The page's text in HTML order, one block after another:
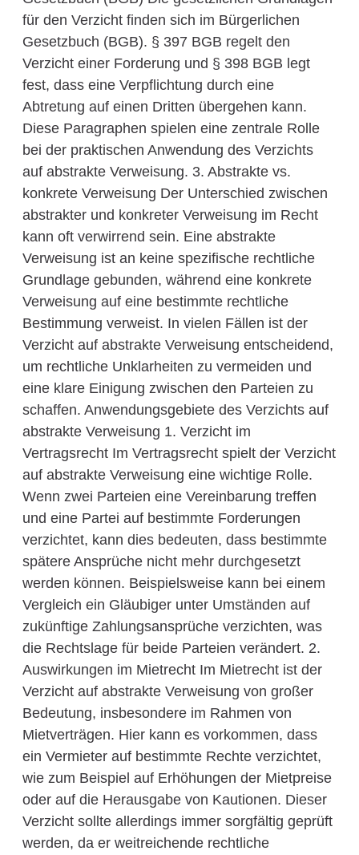
für den Verzicht finden sich im Bürgerlichen
Gesetzbuch (BGB). § 397 BGB regelt den
Verzicht einer Forderung und § 398 BGB legt
fest, dass eine Verpflichtung durch eine
Abtretung auf einen Dritten übergehen kann.
Diese Paragraphen spielen eine zentrale Rolle
bei der praktischen Anwendung des Verzichts
auf abstrakte Verweisung. 3. Abstrakte vs.
konkrete Verweisung Der Unterschied zwischen
abstrakter und konkreter Verweisung im Recht
kann oft verwirrend sein. Eine abstrakte
Verweisung ist an keine spezifische rechtliche
Grundlage gebunden, während eine konkrete
Verweisung auf eine bestimmte rechtliche
Bestimmung verweist. In vielen Fällen ist der
Verzicht auf abstrakte Verweisung entscheidend,
um rechtliche Unklarheiten zu vermeiden und
eine klare Einigung zwischen den Parteien zu
schaffen. Anwendungsgebiete des Verzichts auf
abstrakte Verweisung 1. Verzicht im
Vertragsrecht Im Vertragsrecht spielt der Verzicht
auf abstrakte Verweisung eine wichtige Rolle.
Wenn zwei Parteien eine Vereinbarung treffen
und eine Partei auf bestimmte Forderungen
verzichtet, kann dies bedeuten, dass bestimmte
spätere Ansprüche nicht mehr durchgesetzt
werden können. Beispielsweise kann bei einem
Vergleich ein Gläubiger unter Umständen auf
zukünftige Zahlungsansprüche verzichten, was
die Rechtslage für beide Parteien verändert. 2.
Auswirkungen im Mietrecht Im Mietrecht ist der
Verzicht auf abstrakte Verweisung von großer
Bedeutung, insbesondere im Rahmen von
Mietverträgen. Hier kann es vorkommen, dass
ein Vermieter auf bestimmte Rechte verzichtet,
wie zum Beispiel auf Erhöhungen der Mietpreise
oder auf die Herausgabe von Kautionen. Dieser
Verzicht sollte allerdings immer sorgfältig geprüft
werden, da er weitreichende rechtliche